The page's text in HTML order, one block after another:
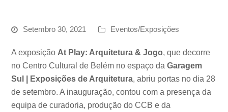
Setembro 30, 2021 Eventos/Exposições
A exposição At Play: Arquitetura & Jogo, que decorre
no Centro Cultural de Belém no espaço daGaragem
Sul | Exposições de Arquitetura, abriu portas no dia 28
de setembro. A inauguração, contou com a presença da
equipa de curadoria, produção do CCB e da